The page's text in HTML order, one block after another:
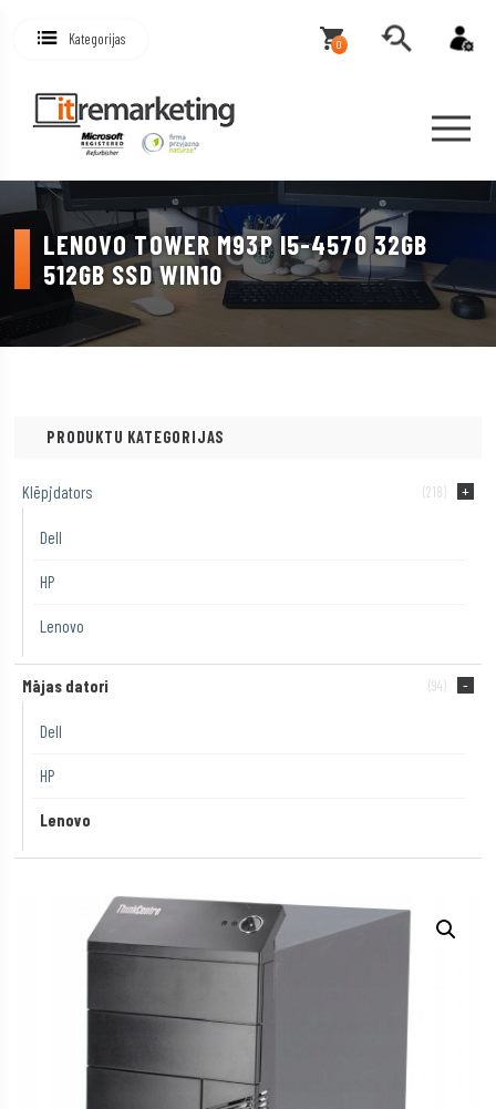
Kategorijas 0
LENOVO TOWER M93P I5-4570 32GB
512GB SSD WIN10
PRODUKTU KATEGORIJAS
Klēpjdators (218)
Dell
HP
Lenovo
Mājas datori (94)
Dell
HP
Lenovo